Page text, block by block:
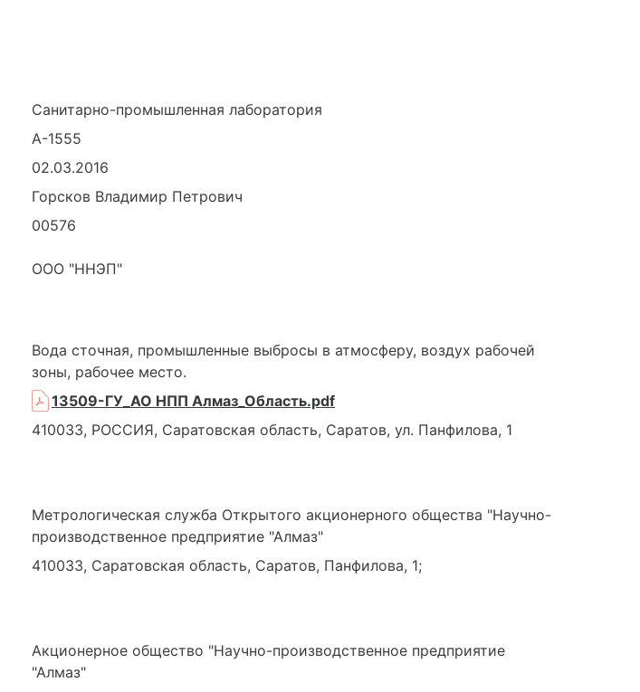
Санитарно-промышленная лаборатория
А-1555
02.03.2016
Горсков Владимир Петрович
00576
ООО "ННЭП"
Вода сточная, промышленные выбросы в атмосферу, воздух рабочей
зоны, рабочее место.
13509-ГУ_АО НПП Алмаз_Область.pdf
410033, РОССИЯ, Саратовская область, Саратов, ул. Панфилова, 1
Метрологическая служба Открытого акционерного общества "Научно-
производственное предприятие "Алмаз"
410033, Саратовская область, Саратов, Панфилова, 1;
Акционерное общество "Научно-производственное предприятие
"Алмаз"